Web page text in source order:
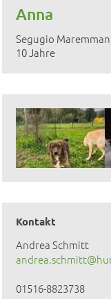
Anna
Segugio
10 Jahre
Kontakt
Andrea Schmitt
01516-8823738